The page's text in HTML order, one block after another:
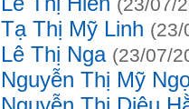
Tạ Thị Mỹ Linh (23/
Lê Thị Nga (23/07/
Nguyễn Thị Mỹ